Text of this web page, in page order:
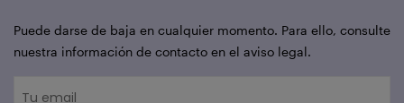
Puede darse de baja en cualquier momento. Para ello, consulte
nuestra información de contacto en el aviso legal.